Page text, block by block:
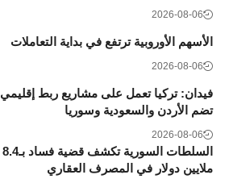
2026-08-06
الأسهم الأوروبية ترتفع في بداية التعاملات
2026-08-06
فيدان: تركيا تعمل على مشاريع ربط إقليمي
تضم الأردن والسعودية وسوريا
2026-08-06
السلطات السورية تكشف قضية فساد بـ8.4
ملايين دولار في المصرف العقاري